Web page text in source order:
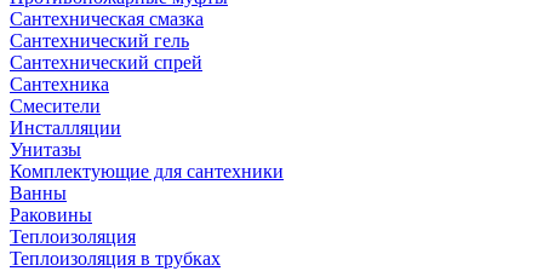
Сантехническая смазка
Сантехнический гель
Сантехнический спрей
Сантехника
Смесители
Инсталляции
Унитазы
Комплектующие для сантехники
Ванны
Раковины
Теплоизоляция
Теплоизоляция в трубках